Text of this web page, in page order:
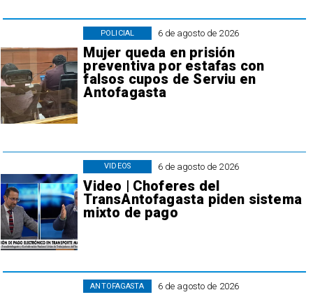
6 de agosto de 2026
Mujer queda en prisión
preventiva por estafas con
falsos cupos de Serviu en
Antofagasta
POLICIAL
6 de agosto de 2026
Video | Choferes del
TransAntofagasta piden sistema
mixto de pago
VIDEOS
6 de agosto de 2026
ANTOFAGASTA